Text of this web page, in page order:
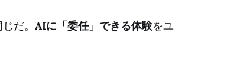
だ。 AIに「委任」できる体験をユ